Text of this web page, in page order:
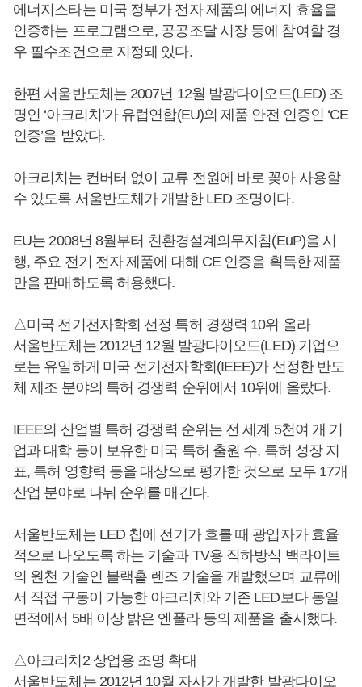
에너지스타는 미국 정부가 전자 제품의 에너지 효율을
인증하는 프로그램으로, 공공조달 시장 등에 참여할 경
우 필수조건으로 지정돼 있다.
한편 서울반도체는 2007년 12월 발광다이오드(LED) 조
명인 ‘아크리치’가 유럽연합(EU)의 제품 안전 인증인 ‘CE
인증’을 받았다.
아크리치는 컨버터 없이 교류 전원에 바로 꽂아 사용할
수 있도록 서울반도체가 개발한 LED 조명이다.
EU는 2008년 8월부터 친환경설계의무지침(EuP)을 시
행, 주요 전기 전자 제품에 대해 CE 인증을 획득한 제품
만을 판매하도록 허용했다.
△미국 전기전자학회 선정 특허 경쟁력 10위 올라
서울반도체는 2012년 12월 발광다이오드(LED) 기업으
로는 유일하게 미국 전기전자학회(IEEE)가 선정한 반도
체 제조 분야의 특허 경쟁력 순위에서 10위에 올랐다.
IEEE의 산업별 특허 경쟁력 순위는 전 세계 5천여 개 기
업과 대학 등이 보유한 미국 특허 출원 수, 특허 성장 지
표, 특허 영향력 등을 대상으로 평가한 것으로 모두 17개
산업 분야로 나눠 순위를 매긴다.
서울반도체는 LED 칩에 전기가 흐를 때 광입자가 효율
적으로 나오도록 하는 기술과 TV용 직하방식 백라이트
의 원천 기술인 블랙홀 렌즈 기술을 개발했으며 교류에
서 직접 구동이 가능한 아크리치와 기존 LED보다 동일
면적에서 5배 이상 밝은 엔폴라 등의 제품을 출시했다.
△아크리치2 상업용 조명 확대
서울반도체는 2012년 10월 자사가 개발한 발광다이오